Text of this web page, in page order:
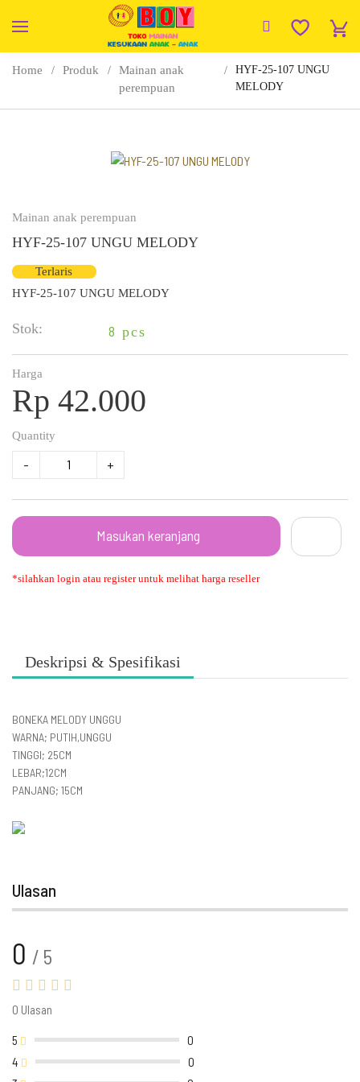
Home Produk
Mainan anak
perempuan
HYF-25-107 UNGU
MELODY
Mainan anak perempuan
HYF-25-107 UNGU MELODY
Terlaris
HYF-25-107 UNGU MELODY
Stok: 8 pcs
Harga
Rp 42.000
Quantity
- +
Masukan keranjang
*silahkan login atau register untuk melihat harga reseller
Deskripsi & Spesifikasi
BONEKA MELODY UNGGU
WARNA; PUTIH,UNGGU
TINGGI; 25CM
LEBAR;12CM
PANJANG; 15CM
Ulasan
0 / 5
0 Ulasan
5
0
4
0